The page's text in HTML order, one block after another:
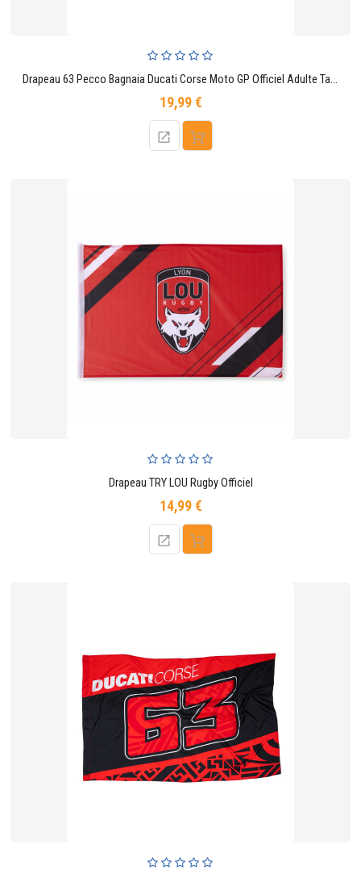
Drapeau 63 Pecco Bagnaia Ducati Corse Moto GP Officiel Adulte Taille Unique Rouge
19,99 €Prix
Drapeau TRY LOU Rugby Officiel
14,99 €Prix